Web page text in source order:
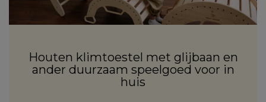
Houten klimtoestel met glijbaan en
ander duurzaam speelgoed voor in
huis